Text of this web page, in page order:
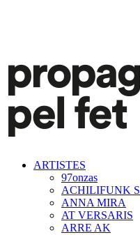
ARTISTES
97onzas
ACHILIFUNK
ANNA MIRA
AT VERSARIS
ARRE AK